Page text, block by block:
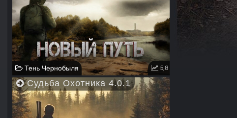
Тень Чернобыля 5,8
Судьба Охотника 4.0.1